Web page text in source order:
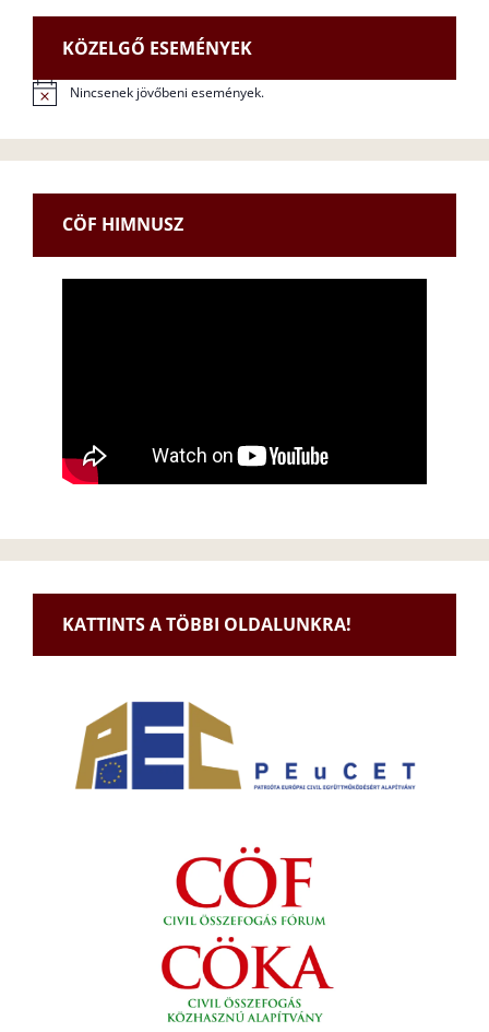
KÖZELGŐ ESEMÉNYEK
N
t
Nincsenek jövőbeni események.
CÖF HIMNUSZ
KATTINTS A TÖBBI OLDALUNKRA!